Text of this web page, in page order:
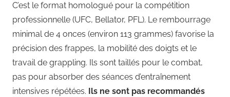
C’est le format homologué pour la compétition
professionnelle (UFC, Bellator, PFL). Le rembourrage
minimal de 4 onces (environ 113 grammes) favorise la
précision des frappes, la mobilité des doigts et le
travail de grappling. Ils sont taillés pour le combat,
pas pour absorber des séances d’entraînement
intensives répétées. Ils ne sont pas recommandés